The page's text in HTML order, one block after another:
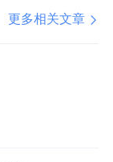
讲
更多相关文章